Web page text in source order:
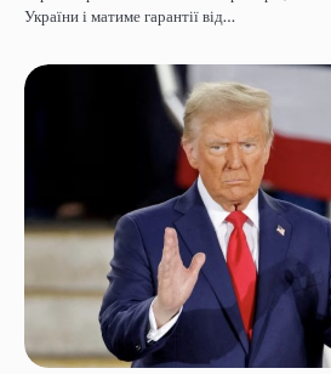
України і матиме гарантії від…